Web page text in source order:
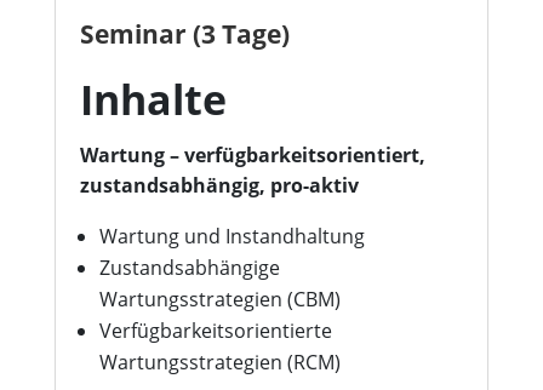
Seminar (3 Tage)
Inhalte
Wartung – verfügbarkeitsorientiert,
zustandsabhängig, pro-aktiv
Wartung und Instandhaltung
Zustandsabhängige
Wartungsstrategien (CBM)
Verfügbarkeitsorientierte
Wartungsstrategien (RCM)